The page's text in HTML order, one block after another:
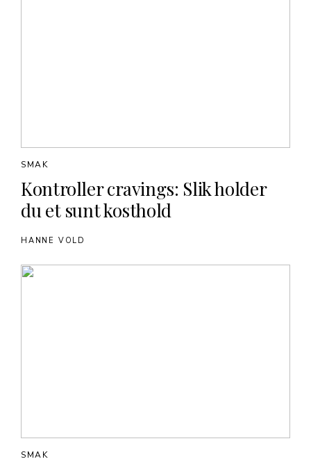
Kontroller cravings: Slik holder
du et sunt kosthold
SMAK
HANNE VOLD
SMAK